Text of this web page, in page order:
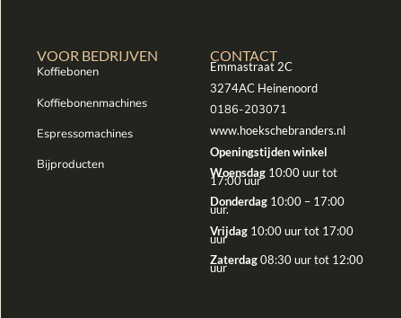
VOOR BEDRIJVEN
Koffiebonen
Koffiebonenmachines
Espressomachines
Bijproducten
CONTACT
Emmastraat 2C
3274AC Heinenoord
0186-203071
www.hoekschebranders.nl
Openingstijden winkel
Woensdag 10:00 uur tot
17:00 uur
Donderdag 10:00 – 17:00
uur.
Vrijdag 10:00 uur tot 17:00
uur
Zaterdag08:30 uur tot 12:00
uur